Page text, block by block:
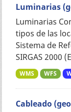
Luminarias
Luminarias
tipos de las
Sistema de
SIRGAS 2000
WMS WFS
Cableado